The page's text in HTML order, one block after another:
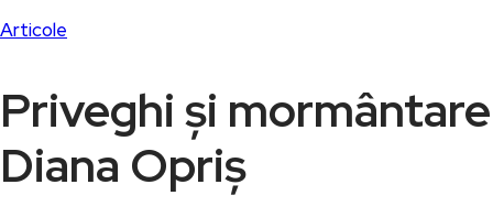
Articole
Priveghi și mormântare
Diana Opriș